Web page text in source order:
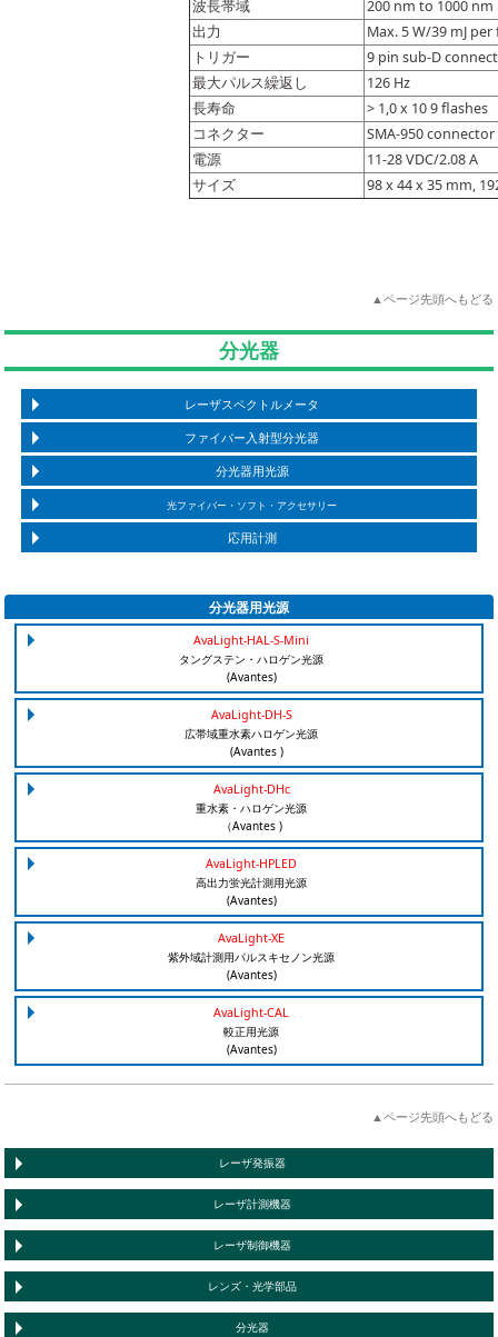
波長帯域
200 nm to 1000 nm
出力
Max. 5 W/39 mJ
トリガー
9 pin sub-D
最大パルス繰返し
126 Hz
長寿命
> 1,0 x 10 9 flashes
コネクター
SMA-950 connector
電源
11-28 VDC/2.08 A
サイズ
98 x 44 x 35 mm,
▲ページ先頭へもどる
分光器
レーザスペクトルメータ
ファイバー入射型分光器
分光器用光源
光ファイバー・ソフト・アクセサリー
応用計測
分光器用光源
AvaLight-HAL-S-Mini
タングステン・ハロゲン光源
(Avantes)
AvaLight-DH-S
広帯域重水素ハロゲン光源
(Avantes )
AvaLight-DHc
重水素・ハロゲン光源
（Avantes )
AvaLight-HPLED
高出力蛍光計測用光源
(Avantes)
AvaLight-XE
紫外域計測用パルスキセノン光源
(Avantes)
AvaLight-CAL
較正用光源
(Avantes)
▲ページ先頭へもどる
レーザ発振器
レーザ計測機器
レーザ制御機器
レンズ・光学部品
分光器